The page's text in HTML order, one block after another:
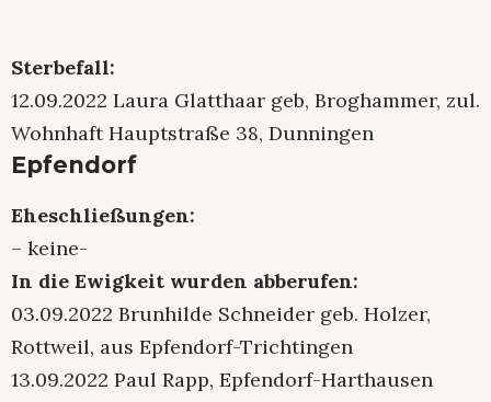
Sterbefall:
12.09.2022 Laura Glatthaar geb, Broghammer, zul.
Wohnhaft Hauptstraße 38, Dunningen
Epfendorf
Eheschließungen:
– keine-
In die Ewigkeit wurden abberufen:
03.09.2022 Brunhilde Schneider geb. Holzer,
Rottweil, aus Epfendorf-Trichtingen
13.09.2022 Paul Rapp, Epfendorf-Harthausen